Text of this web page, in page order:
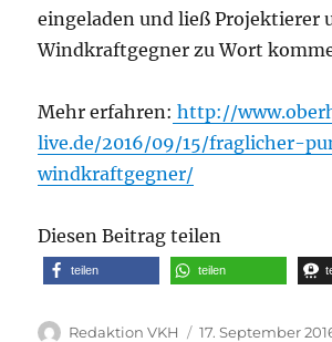
eingeladen und ließ Projektierer
Windkraftgegner zu Wort
Mehr erfahren: http://
live.de/2016/09/15/fraglicher-
windkraftgegner/
Diesen Beitrag teilen
teilen teilen
Autor
Redaktion VKH
Veröffentlicht
17. September